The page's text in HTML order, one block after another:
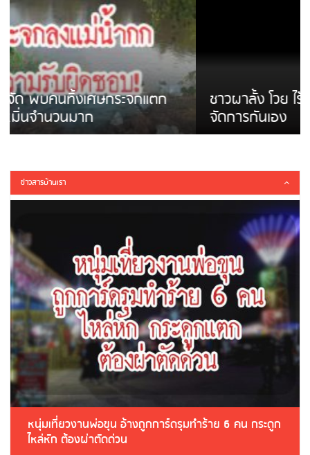
ชาวผาลั้ง โวย ไร้หน่วยงานดูแล ดินสไลด์ ต้อง
จัดการกันเอง
ข่าวสารบ้านเรา
หนุ่มเที่ยวงานพ่อขุน อ้างถูกการ์ดรุมทำร้าย 6 คน กระดูก
ไหล่หัก ต้องผ่าตัดด่วน